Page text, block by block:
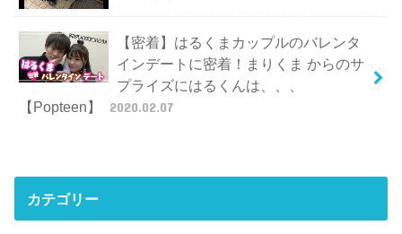
【密着】はるくまカップルのバレンタ
インデートに密着！まりくま からのサ
プライズにはるくんは、、、
【Popteen】
2020.02.07
カテゴリー